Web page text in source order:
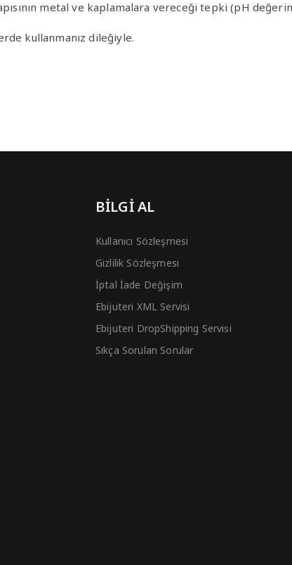
metal ve kaplamalara vereceği tepki (pH
kullanmanız dileğiyle.
BİLGİ AL
Kullanıcı Sözleşmesi
Gizlilik Sözleşmesi
İptal İade Değişim
Ebijuteri XML Servisi
Ebijuteri DropShipping Servisi
Sıkça Sorulan Sorular